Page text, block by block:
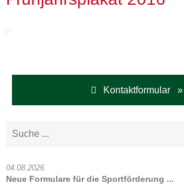
Kontaktformular »
04.08.2026
Neue Formulare für die Sportförderung ...